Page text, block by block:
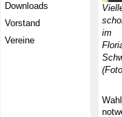
Downloads
Vorstand
Vereine
im